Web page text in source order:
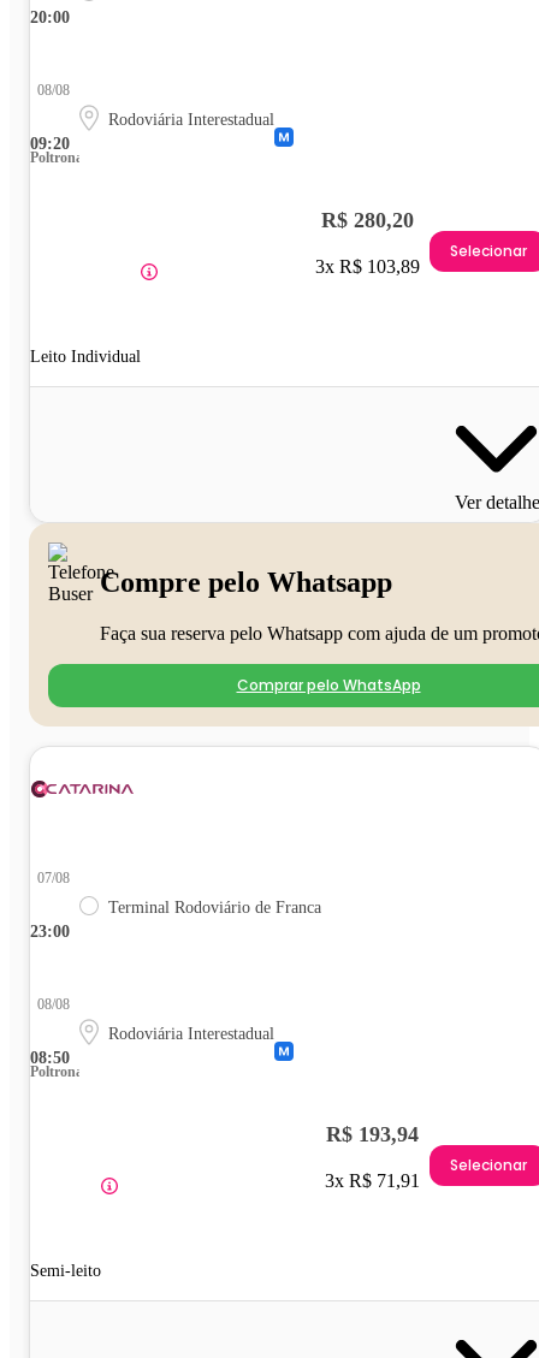
20:00
09:20
08/08
Rodoviária Interestadual
Poltrona
Leito Individual
R$ 280,20
3x R$ 103,89
Selecionar
Ver
Compre pelo Whatsapp
Faça sua reserva pelo Whatsapp com ajuda de um
Comprar pelo WhatsApp
23:00
07/08
Terminal Rodoviário de Franca
08:50
08/08
Rodoviária Interestadual
Poltrona
Semi-leito
R$ 193,94
3x R$ 71,91
Selecionar